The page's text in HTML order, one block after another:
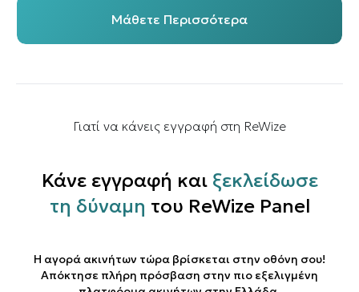
Μάθετε Περισσότερα
Γιατί να κάνεις εγγραφή στη ReWize
Κάνε εγγραφή και ξεκλείδωσε
τη δύναμη του ReWize Panel
Η αγορά ακινήτων τώρα βρίσκεται στην οθόνη σου!
Απόκτησε πλήρη πρόσβαση στην πιο εξελιγμένη